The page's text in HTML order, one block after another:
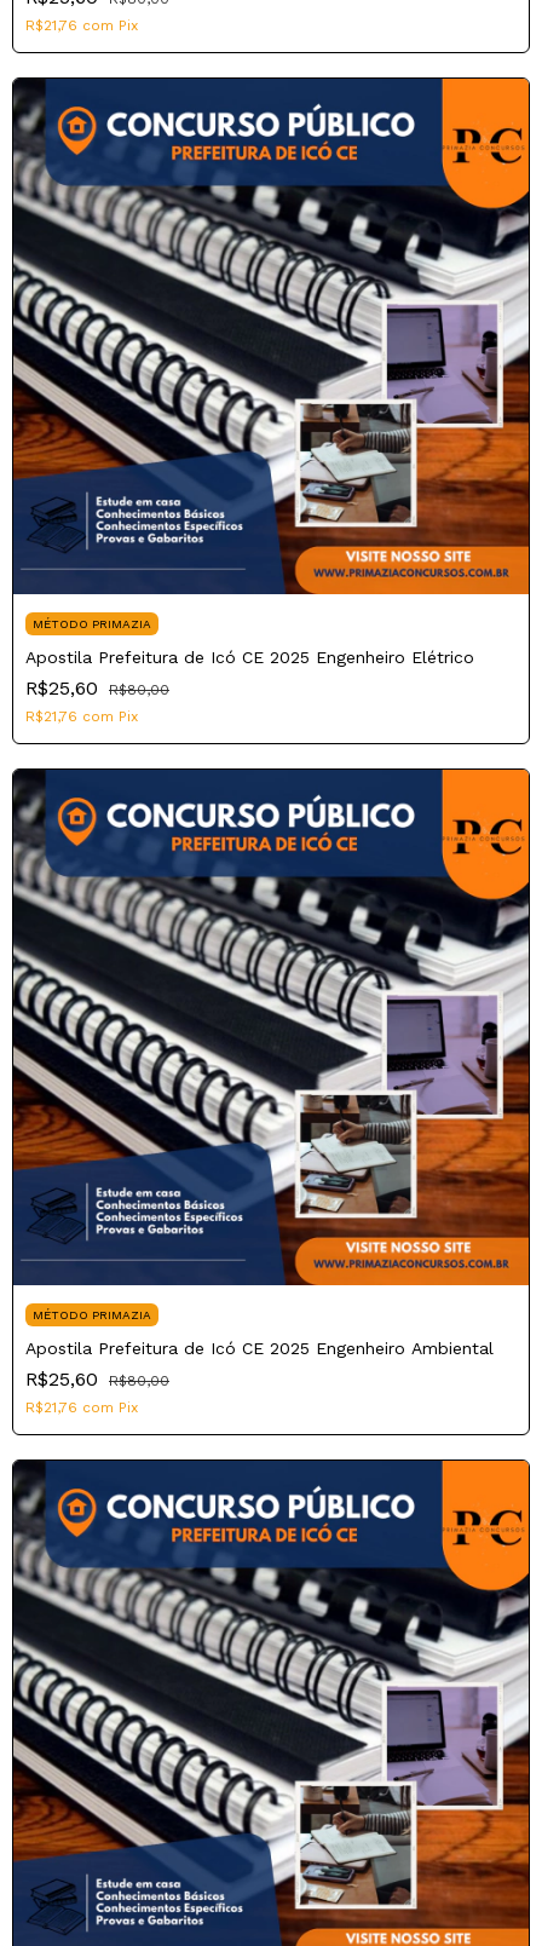
R$21,76 com Pix
MÉTODO PRIMAZIA
Apostila Prefeitura de Icó CE 2025 Engenheiro Elétrico
R$25,60
R$80,00
R$21,76 com Pix
MÉTODO PRIMAZIA
Apostila Prefeitura de Icó CE 2025 Engenheiro Ambiental
R$25,60
R$80,00
R$21,76 com Pix